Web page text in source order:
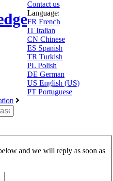
Contact us
Language:
FR French
IT Italian
CN Chinese
ES Spanish
TR Turkish
PL Polish
DE German
US English (US)
PT Portuguese
and we will reply as soon as